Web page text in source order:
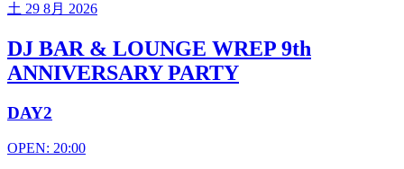
土 29 8月 2026
DJ BAR & LOUNGE WREP 9th
ANNIVERSARY PARTY
DAY2
OPEN: 20:00